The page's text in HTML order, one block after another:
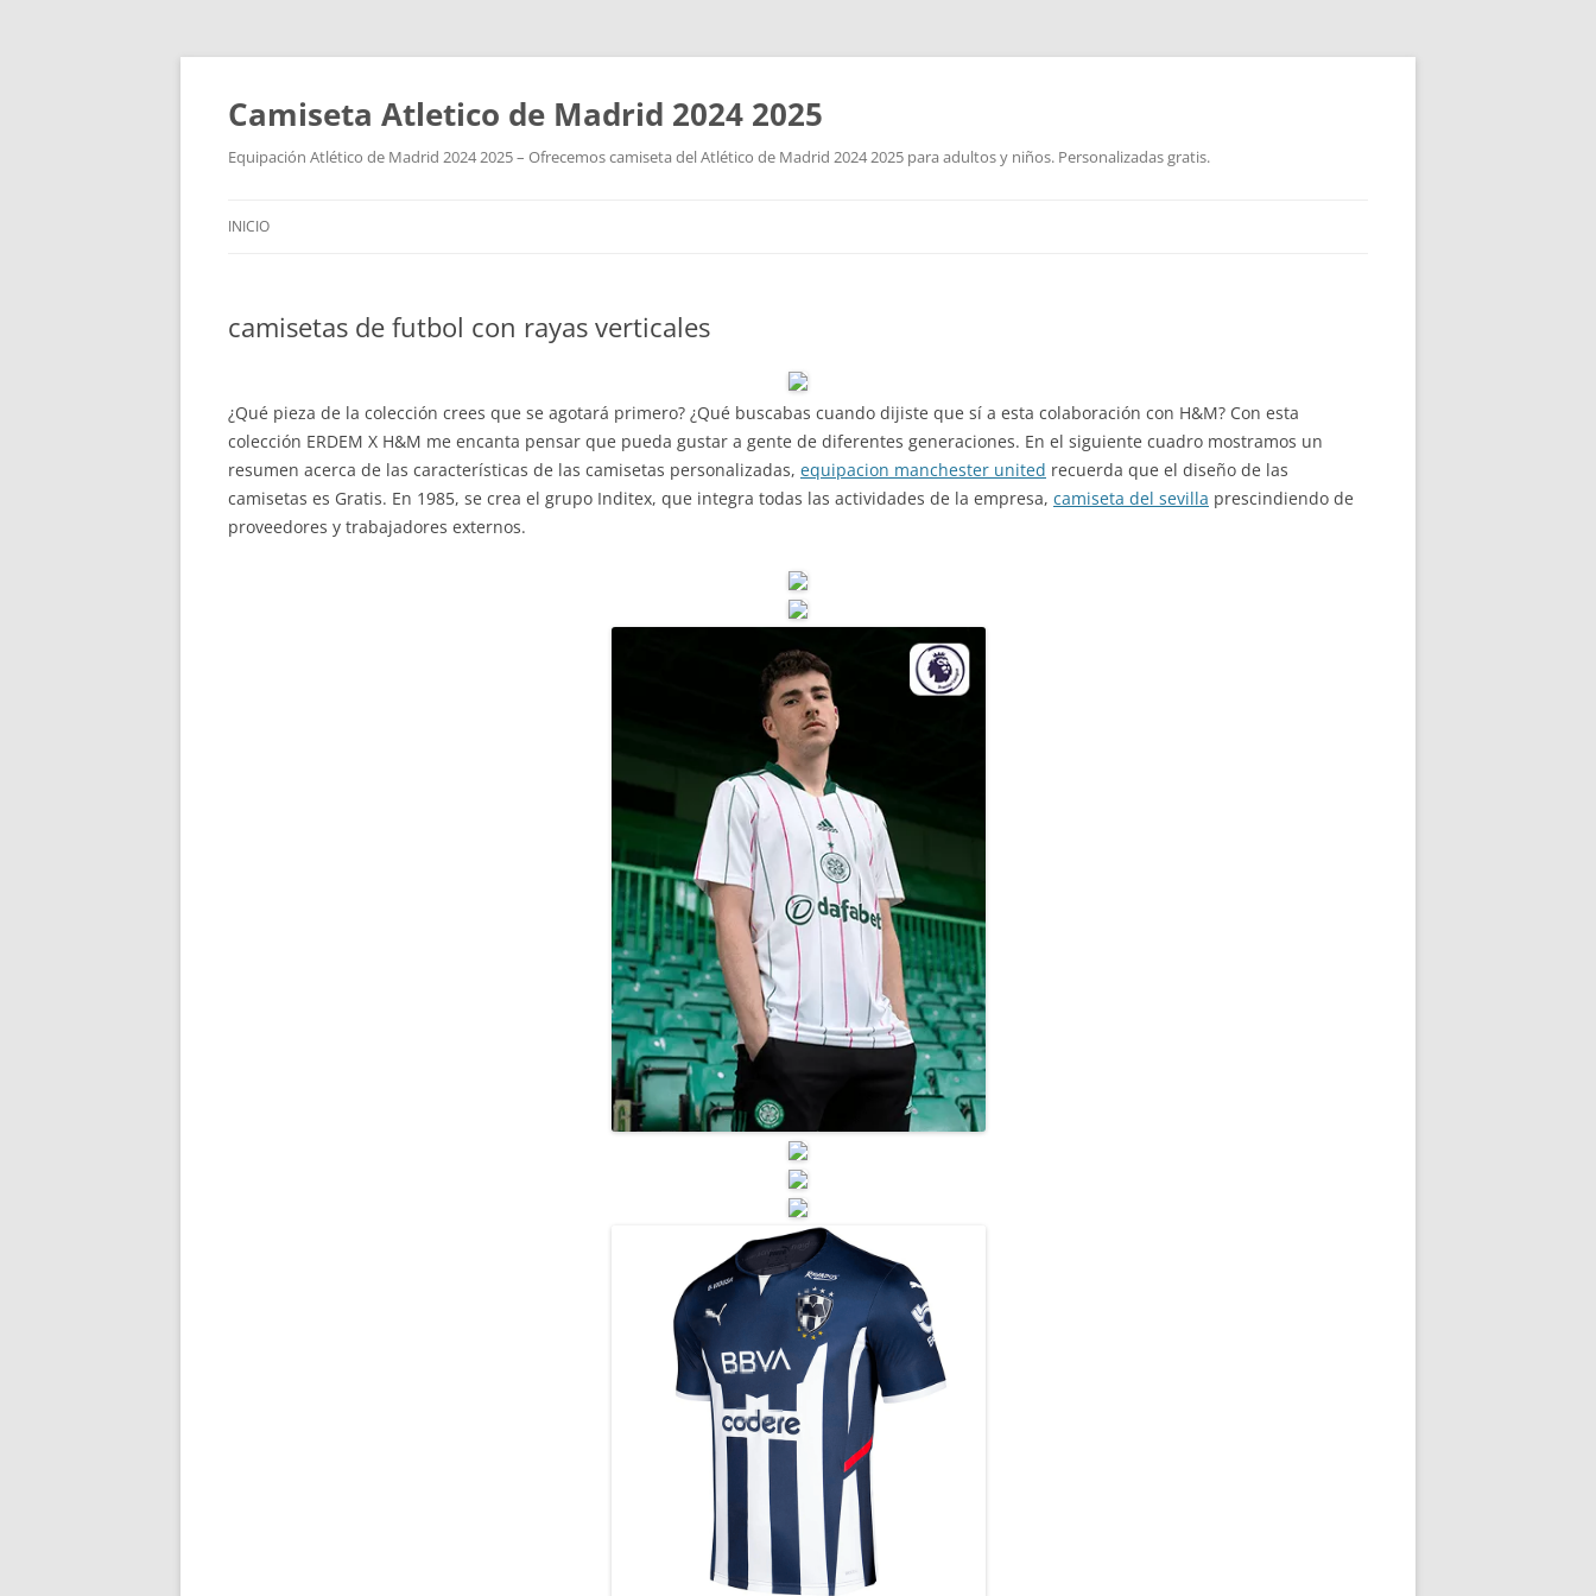
Camiseta Atletico de Madrid 2024 2025
Equipación Atlético de Madrid 2024 2025 – Ofrecemos camiseta del Atlético de Madrid 2024 2025 para adultos y niños. Personalizadas gratis.
INICIO
camisetas de futbol con rayas verticales
¿Qué pieza de la colección crees que se agotará primero? ¿Qué buscabas cuando dijiste que sí a esta colaboración con H&M? Con esta
colección ERDEM X H&M me encanta pensar que pueda gustar a gente de diferentes generaciones. En el siguiente cuadro mostramos un
resumen acerca de las características de las camisetas personalizadas, equipacion manchester united recuerda que el diseño de las
camisetas es Gratis. En 1985, se crea el grupo Inditex, que integra todas las actividades de la empresa, camiseta del sevilla prescindiendo de
proveedores y trabajadores externos.